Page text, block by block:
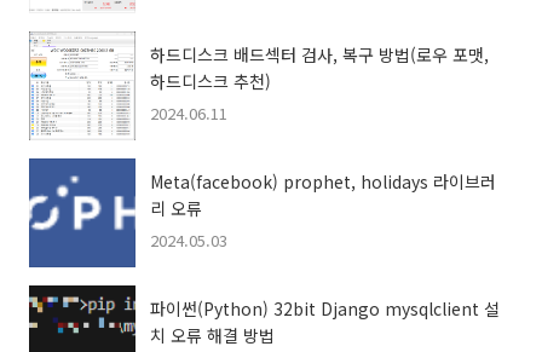
하드디스크 배드섹터 검사, 복구 방법(로우 포맷,
하드디스크 추천)
2024.06.11
Meta(facebook) prophet, holidays 라이브러
리 오류
2024.05.03
파이썬(Python) 32bit Django mysqlclient 설
치 오류 해결 방법